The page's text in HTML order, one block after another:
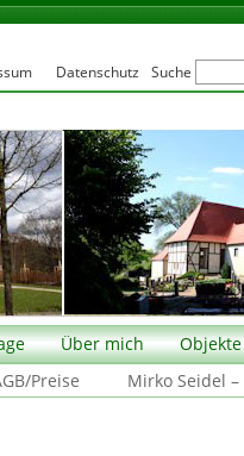
Über mich Objekte
Preise Mirko Seidel
Datenschutz Suche